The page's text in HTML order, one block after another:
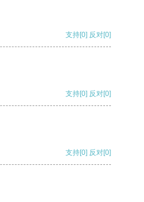
支持[0] 反对[0]
支持[0] 反对[0]
支持[0] 反对[0]